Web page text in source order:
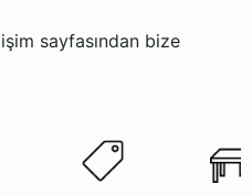
sayfasından bize